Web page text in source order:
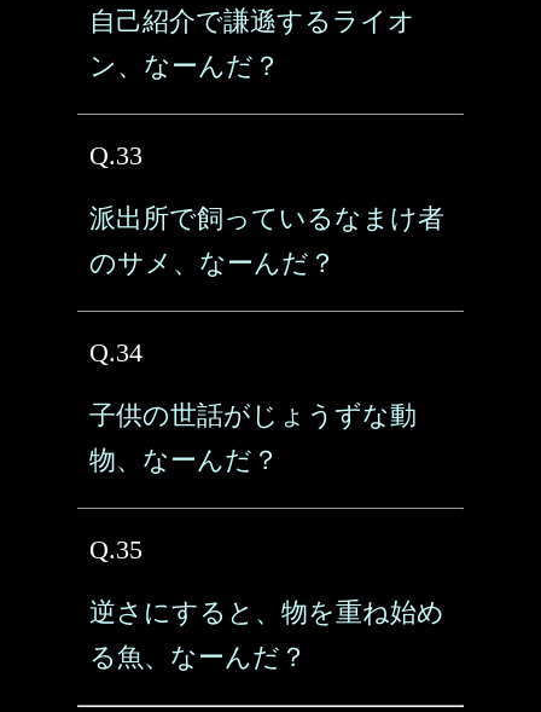
自己紹介で謙遜するライオ
ン、なーんだ？
Q.33
派出所で飼っているなまけ者
のサメ、なーんだ？
Q.34
子供の世話がじょうずな動
物、なーんだ？
Q.35
逆さにすると、物を重ね始め
る魚、なーんだ？